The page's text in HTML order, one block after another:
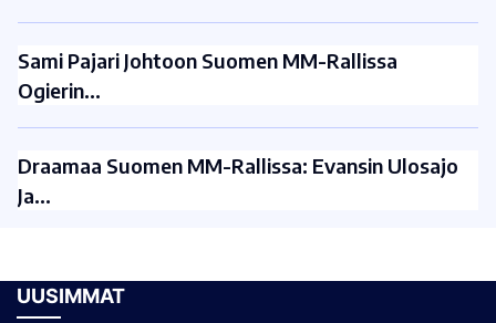
Sami Pajari Johtoon Suomen MM-Rallissa
Ogierin…
Draamaa Suomen MM-Rallissa: Evansin Ulosajo
Ja…
UUSIMMAT